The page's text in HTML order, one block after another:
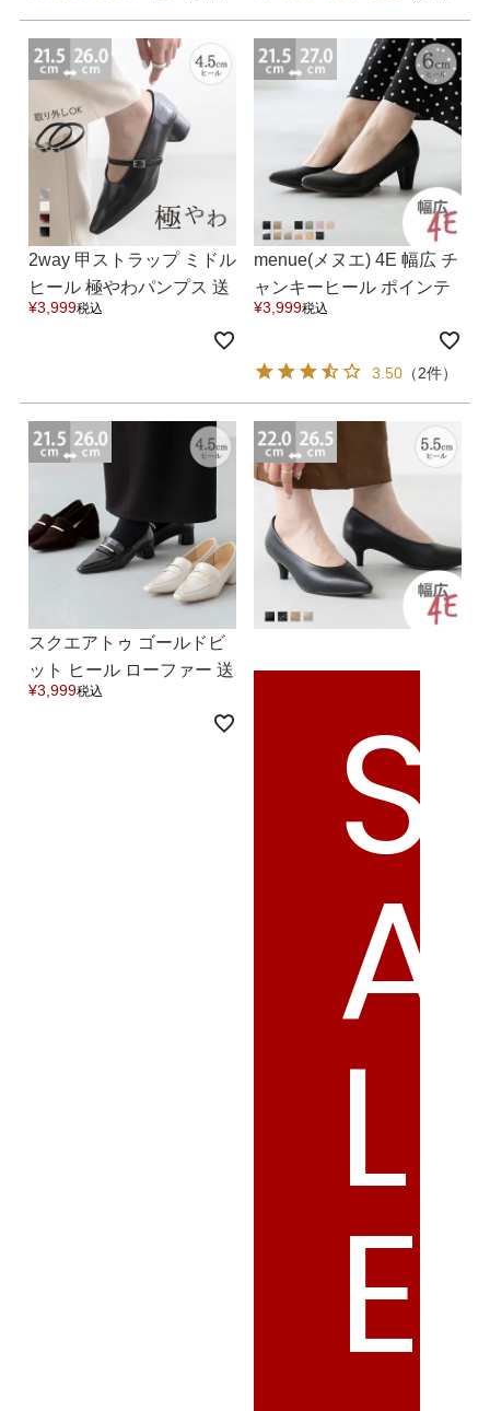
2way 甲ストラップ ミドル
ヒール 極やわパンプス 送
料無料
¥3,999税込
menue(メヌエ) 4E 幅広 チ
ャンキーヒール ポインテ
ッドトゥ パンプス 送料無
¥3,999税込
3.50 （2件）
スクエアトゥ ゴールドビ
ット ヒール ローファー 送
料無料
¥3,999税込 S
A
L
E